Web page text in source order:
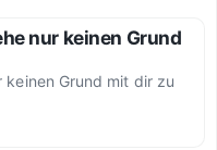
nur keinen Grund
Grund mit dir zu